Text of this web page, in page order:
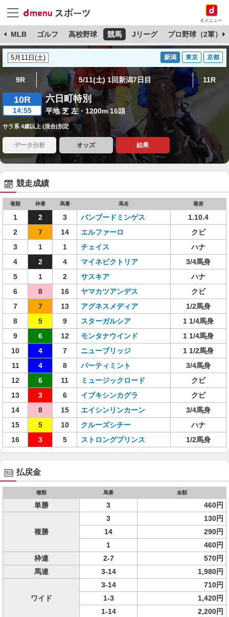
dメニュー
MLB ゴルフ 高校野球 競馬 Jリーグ プロ野球（2軍）
新潟 東京 京都
9R 5/11(土) 1回新潟7日目 11R
10R
14:55
六日町特別
平地 芝 左・1200m 16頭
サラ系 4歳以上 (混合)別定
データ分析 オッズ 結果
競走成績
着順 枠番 馬番 馬名 着差
1 2 3 バンブードミンゲス
1.10.4
2
7 14 エルファーロ
クビ
3
1 1 チェイス
ハナ
4
2 4 マイネビクトリア
3/4馬身
5
1 2 サスキア
ハナ
6
8 16 ヤマカツアンデス
クビ
7
7 13 アグネスメディア
1/2馬身
8
5 9 スターガルシア
1 1/4馬身
9
6 12 モンタナウインド
1 1/4馬身
10
4 7 ニューブリッジ
1 1/2馬身
11
4 8 パーティミント
3/4馬身
12
6 11 ミュージックロード
クビ
13
3 6 イブキシンカグラ
クビ
14
8 15 エイシンリンカーン
3/4馬身
15
5 10 クルーズシチー
ハナ
16
3 5 ストロングプリンス 1/2馬身
払戻金
種類 馬番 金額
単勝 3 460円
複勝
3
130円
14
290円
1
460円
枠連
2-7
570円
馬連
3-14 1,980円
ワイド
3-14
710円
1-3
1,420円
1-14
2,200円